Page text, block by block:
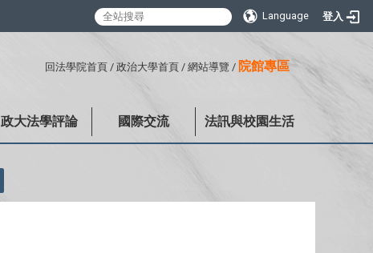
Language 登入
回法學院首頁 / 政治大學首頁 / 網站導覽 / 院館專區
政大法學評論 國際交流 法訊與校園生活